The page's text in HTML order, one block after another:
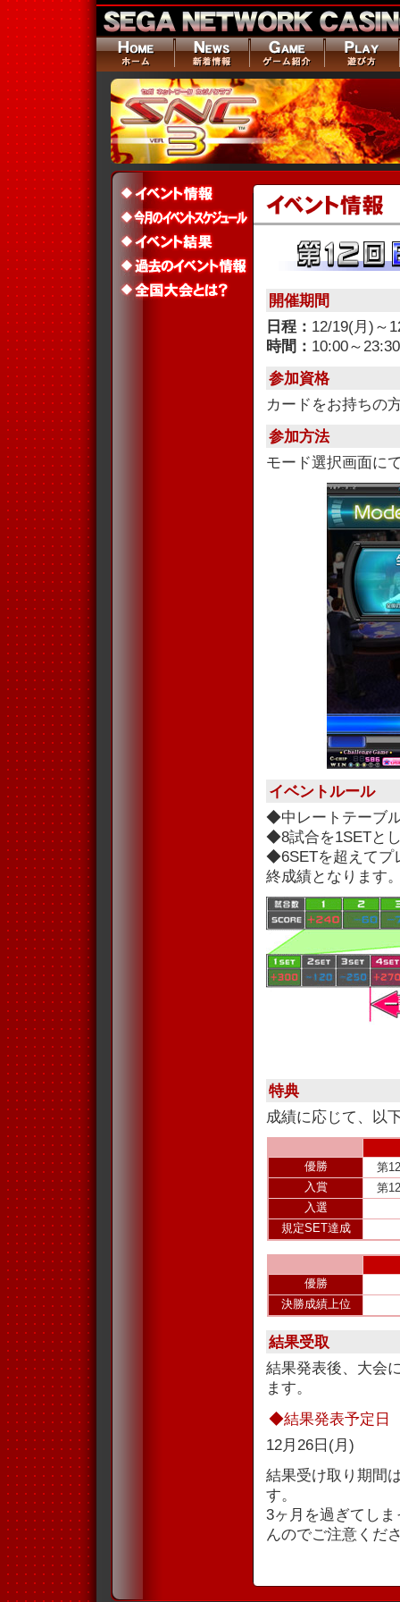
開催期間
日程： 12/19(月)～
時間： 10:00～23:30
参加資格
カードをお持ちの
参加方法
モード選択画面に
イベントルール
◆中レートテーブ
◆8試合を1SETと
◆6SETを超えてプ
終成績となります
特典
成績に応じて、以
優勝
第
入賞
第
入選
規定SET達成
優勝
決勝成績上位
結果受取
結果発表後、大会
ます。
◆結果発表予定日
12月26日(月)
結果受け取り期間
す。
3ヶ月を過ぎてし
んのでご注意くだ